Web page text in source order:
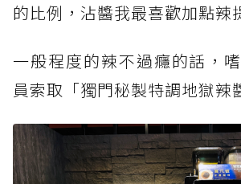
的比例，沾醬我最喜歡加點辣
一般程度的辣不過癮的話，
員索取「獨門秘製特調地獄辣